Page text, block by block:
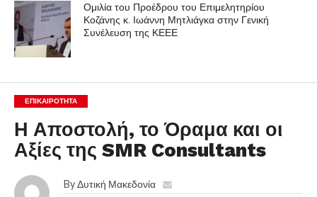
Ομιλία του Προέδρου του Επιμελητηρίου
Κοζάνης κ. Ιωάννη Μητλιάγκα στην Γενική
Συνέλευση της ΚΕΕΕ
ΕΠΙΚΑΙΡΟΤΗΤΑ
Η Αποστολή, το Όραμα και οι
Αξίες της SMR Consultants
By Δυτική Μακεδονία